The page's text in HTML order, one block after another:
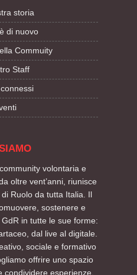
storia
di nuovo
Commuity
Staff
volontaria e
oltre vent’anni, riunisce
Ruolo da tutta Italia. Il
sostenere e
in tutte le sue forme:
dal live al digitale.
sociale e formativo
offrire uno spazio
esperienze,